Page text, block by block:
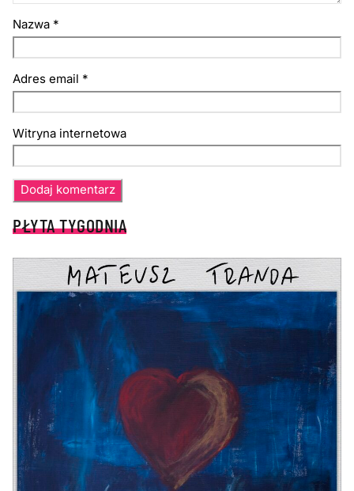
Nazwa *
Adres email *
Witryna internetowa
PŁYTA TYGODNIA